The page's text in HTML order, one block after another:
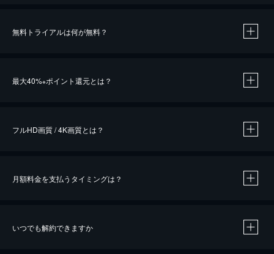
無料トライアルは何が無料？
最大40%※ポイント還元とは？
※40％ポイント還元の対象は、クレジットカード決済による作品の購入 / レンタルです。
フルHD画質 / 4K画質とは？
月額料金を支払うタイミングは？
いつでも解約できますか